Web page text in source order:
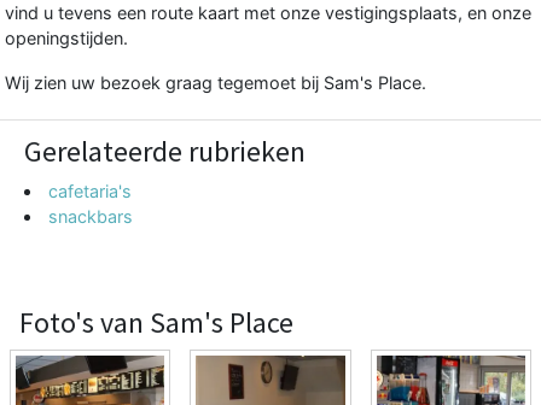
vind u tevens een route kaart met onze vestigingsplaats, en onze
openingstijden.
Wij zien uw bezoek graag tegemoet bij Sam's Place.
Gerelateerde rubrieken
cafetaria's
snackbars
Foto's van Sam's Place